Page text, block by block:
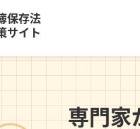
保存法
サイト
専門家